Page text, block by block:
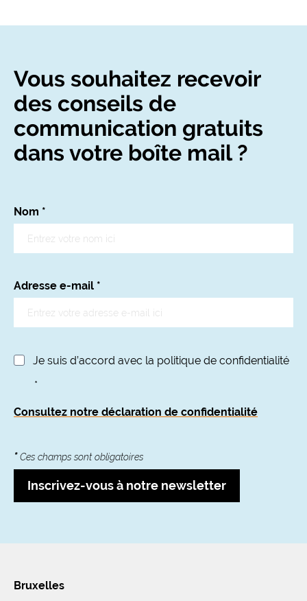
Vous souhaitez recevoir
des conseils de
communication gratuits
dans votre boîte mail ?
Nom *
Adresse e-mail *
Je suis d’accord avec la politique de confidentialité
*
Consultez notre déclaration de confidentialité
*Ces champs sont obligatoires
Inscrivez-vous à notre newsletter
Bruxelles